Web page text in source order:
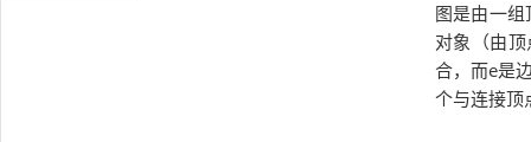
图是由一
对象（由
合，而e是
个与连接顶